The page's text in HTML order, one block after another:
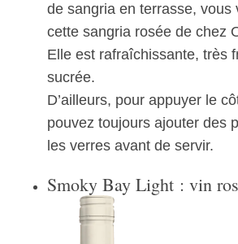
de sangria en terrasse, vous
cette sangria rosée de chez
Elle est rafraîchissante, très
sucrée.
D’ailleurs, pour appuyer le
pouvez toujours ajouter des
les verres avant de servir.
Smoky Bay Light : vin